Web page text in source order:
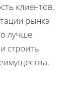
клиентов.
рынка
лучше
строить